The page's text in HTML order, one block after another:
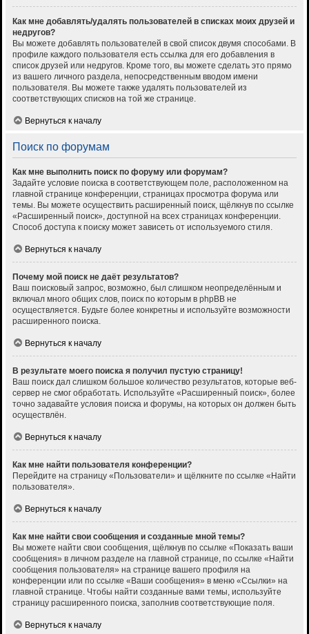
Как мне добавлять/удалять пользователей в списках моих друзей и
недругов?
Вы можете добавлять пользователей в свой список двумя способами. В
профиле каждого пользователя есть ссылка для его добавления в
список друзей или недругов. Кроме того, вы можете сделать это прямо
из вашего личного раздела, непосредственным вводом имени
пользователя. Вы можете также удалять пользователей из
соответствующих списков на той же странице.
Вернуться к началу
Поиск по форумам
Как мне выполнить поиск по форуму или форумам?
Задайте условие поиска в соответствующем поле, расположенном на
главной странице конференции, страницах просмотра форума или
темы. Вы можете осуществить расширенный поиск, щёлкнув по ссылке
«Расширенный поиск», доступной на всех страницах конференции.
Способ доступа к поиску может зависеть от используемого стиля.
Вернуться к началу
Почему мой поиск не даёт результатов?
Ваш поисковый запрос, возможно, был слишком неопределённым и
включал много общих слов, поиск по которым в phpBB не
осуществляется. Будьте более конкретны и используйте возможности
расширенного поиска.
Вернуться к началу
В результате моего поиска я получил пустую страницу!
Ваш поиск дал слишком большое количество результатов, которые веб-
сервер не смог обработать. Используйте «Расширенный поиск», более
точно задавайте условия поиска и форумы, на которых он должен быть
осуществлён.
Вернуться к началу
Как мне найти пользователя конференции?
Перейдите на страницу «Пользователи» и щёлкните по ссылке «Найти
пользователя».
Вернуться к началу
Как мне найти свои сообщения и созданные мной темы?
Вы можете найти свои сообщения, щёлкнув по ссылке «Показать ваши
сообщения» в личном разделе на главной странице, по ссылке «Найти
сообщения пользователя» на странице вашего профиля на
конференции или по ссылке «Ваши сообщения» в меню «Ссылки» на
главной странице. Чтобы найти созданные вами темы, используйте
страницу расширенного поиска, заполнив соответствующие поля.
Вернуться к началу